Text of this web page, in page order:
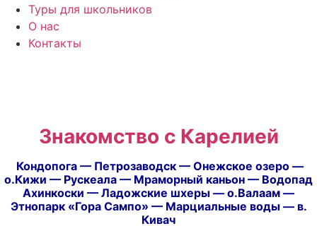
Туры для школьников
О нас
Контакты
Знакомство с Карелией
Кондопога — Петрозаводск — Онежское озеро —
о.Кижи — Рускеала — Мраморный каньон — Водопад
Ахинкоски — Ладожские шхеры — о.Валаам —
Этнопарк «Гора Сампо» — Марциальные воды — в.
Кивач